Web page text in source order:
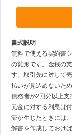
書式説明
無料で使える契約書
の雛形です。金銭の
す。取引先に対して
払いが見込めないた
債務者が2回分以上支
元金に対する利息は
滞が生じたときには
解書を作成しておけ